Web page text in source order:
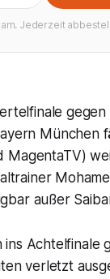
Jederzeit
München
MagentaTV)
außer
Achtelfinale
verletzt